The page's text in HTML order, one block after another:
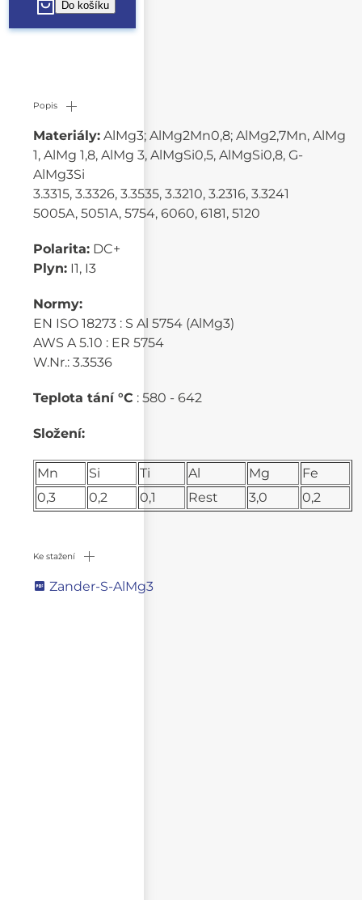
Popis
Materiály: AlMg3; AlMg2Mn0,8; AlMg2,7Mn, AlMg
1, AlMg 1,8, AlMg 3, AlMgSi0,5, AlMgSi0,8, G-
AlMg3Si
3.3315, 3.3326, 3.3535, 3.3210, 3.2316, 3.3241
5005A, 5051A, 5754, 6060, 6181, 5120
Polarita: DC+
Plyn: I1, I3
Normy:
EN ISO 18273 : S Al 5754 (AlMg3)
AWS A 5.10 : ER 5754
W.Nr.: 3.3536
Teplota tání °C : 580 - 642
Složení:
Mn Si Ti Al Mg
Fe
0,3
0,2 0,1 Rest 3,0 0,2
Ke stažení
Zander-S-AlMg3